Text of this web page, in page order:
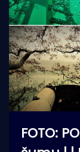
FOTO: